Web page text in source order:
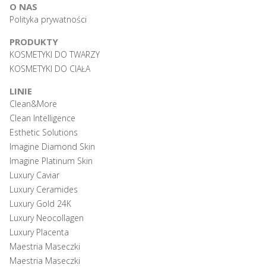
O NAS
Polityka prywatności
PRODUKTY
KOSMETYKI DO TWARZY
KOSMETYKI DO CIAŁA
LINIE
Clean&More
Clean Intelligence
Esthetic Solutions
Imagine Diamond Skin
Imagine Platinum Skin
Luxury Caviar
Luxury Ceramides
Luxury Gold 24K
Luxury Neocollagen
Luxury Placenta
Maestria Maseczki
Maestria Maseczki